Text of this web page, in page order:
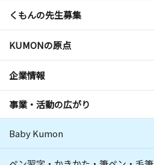
くもんの先生募集
KUMONの原点
企業情報
事業・活動の広がり
Baby Kumon